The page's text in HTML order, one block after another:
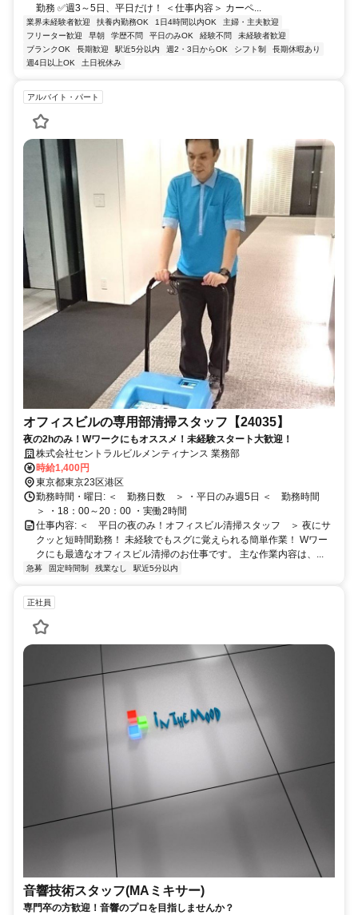
勤務 ✅週3～5日、平日だけ！ ＜仕事内容＞ カーペ...
業界未経験者歓迎 扶養内勤務OK 1日4時間以内OK
主婦・主夫歓迎
フリーター歓迎
早朝 学歴不問 平日のみOK 経験不問
未経験者歓迎
ブランクOK
長期歓迎 駅近5分以内 週2・3日からOK シフト制
長期休暇あり
週4日以上OK
土日祝休み
アルバイト・パート
オフィスビルの専用部清掃スタッフ【24035】
夜の2hのみ！Wワークにもオススメ！未経験スタート大歓迎！
株式会社セントラルビルメンティナンス 業務部
時給1,400円
東京都東京23区港区
勤務時間・曜日: ＜ 勤務日数 ＞ ・平日のみ週5日 ＜ 勤務時間
＞ ・18：00～20：00 ・実働2時間
仕事内容: ＜ 平日の夜のみ！オフィスビル清掃スタッフ ＞ 夜にサ
クッと短時間勤務！ 未経験でもスグに覚えられる簡単作業！ Wワー
クにも最適なオフィスビル清掃のお仕事です。 主な作業内容は、...
急募 固定時間制 残業なし 駅近5分以内
正社員
音響技術スタッフ(MAミキサー)
専門卒の方歓迎！音響のプロを目指しませんか？